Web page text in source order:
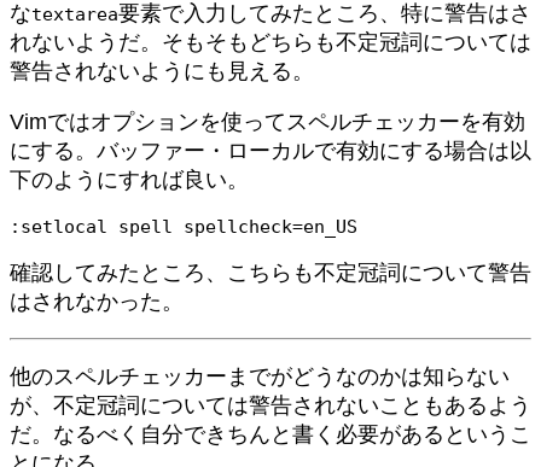
なtextarea要素で入力してみたところ、特に警告はさ
れないようだ。そもそもどちらも不定冠詞については
警告されないようにも見える。
Vimではオプションを使ってスペルチェッカーを有効
にする。バッファー・ローカルで有効にする場合は以
下のようにすれば良い。
:setlocal spell spellcheck=en_US
確認してみたところ、こちらも不定冠詞について警告
はされなかった。
他のスペルチェッカーまでがどうなのかは知らない
が、不定冠詞については警告されないこともあるよう
だ。なるべく自分できちんと書く必要があるというこ